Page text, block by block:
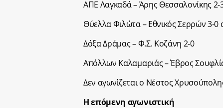
ΑΠΕ Λαγκαδά – Άρης Θεσσαλονίκης 2-
Θύελλα Φιλώτα – Εθνικός Σερρών 3-0
Δόξα Δράμας – Φ.Σ. Κοζάνη 2-0
Απόλλων Καλαμαριάς – Έβρος
Δεν αγωνίζεται ο Νέστος
Η επόμενη αγωνιστική